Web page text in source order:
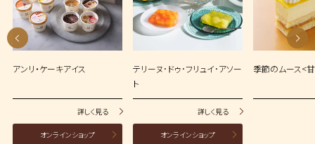
アンリ・ケーキアイス
詳しく見る
オンラインショップ
テリーヌ･ドゥ･フリュイ･アソー
ト
詳しく見る
オンラインショップ
季節のムース<